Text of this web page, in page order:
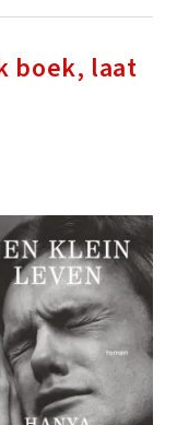
boek, laat